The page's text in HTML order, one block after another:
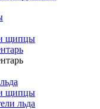
щипцы
щипцы
льда